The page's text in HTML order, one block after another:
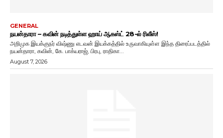
GENERAL
நயன்தாரா – கவின் நடித்துள்ள ஹாய் ஆகஸ்ட் 28-ல் ரிலீஸ்!
அறிமுக இயக்குநர் விஷ்ணு எடவன் இயக்கத்தில் உருவாகியுள்ள இந்த திரைப்படத்தில்
நயன்தாரா, கவின், கே. பாக்யராஜ், பிரபு, ராதிகா...
August 7, 2026